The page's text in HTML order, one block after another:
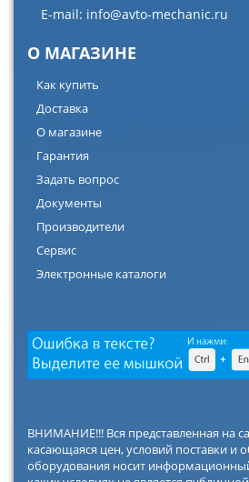
E-mail: info@avto-mechanic.ru
О МАГАЗИНЕ
Как купить
Доставка
О магазине
Гарантия
Задать вопрос
Документы
Производители
Сервис
Электронные каталоги
ВНИМАНИЕ!!! Вся представленная на
касающаяся цен, условий поставки и
оборудования носит